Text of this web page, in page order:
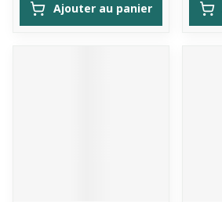
Ajouter au panier